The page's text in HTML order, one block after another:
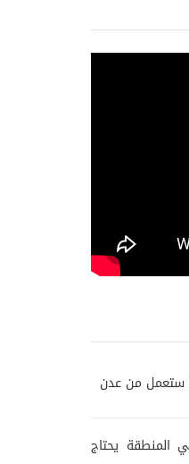
ستعمل من عدن
المنطقة يحتاج